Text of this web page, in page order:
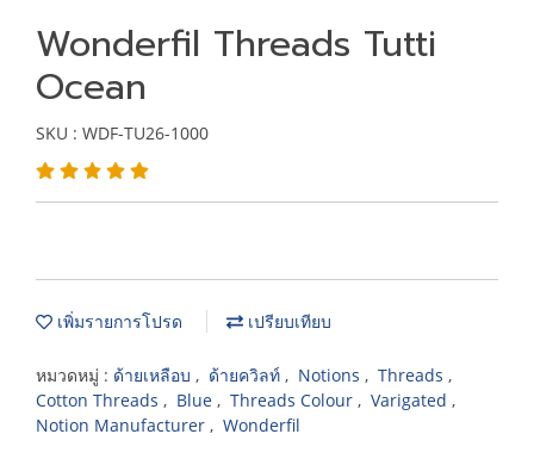
Wonderfil Threads Tutti
Ocean
SKU : WDF-TU26-1000
เพิ่มรายการโปรด เปรียบเทียบ
หมวดหมู่ : ด้ายเหลือบ , ด้ายควิลท์ , Notions , Threads ,
Cotton Threads , Blue , Threads Colour , Varigated ,
Notion Manufacturer , Wonderfil